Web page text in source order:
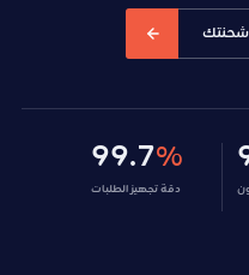
شحنتك
99.7%
دقة تجهيز الطلبات